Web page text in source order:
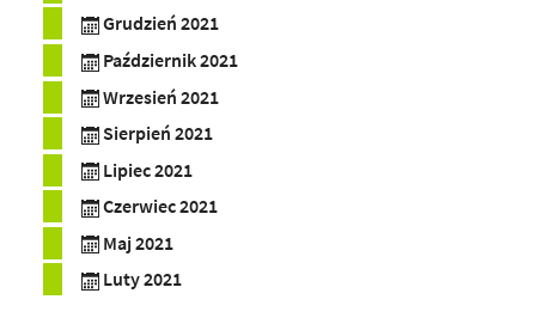
Grudzień 2021
Październik 2021
Wrzesień 2021
Sierpień 2021
Lipiec 2021
Czerwiec 2021
Maj 2021
Luty 2021